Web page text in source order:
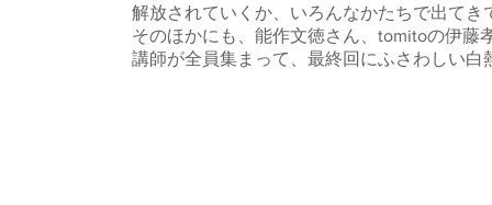
解放されていくか、いろんなかたちで出て
そのほかにも、能作文徳さん、tomitoの伊藤
講師が全員集まって、最終回にふさわしい白